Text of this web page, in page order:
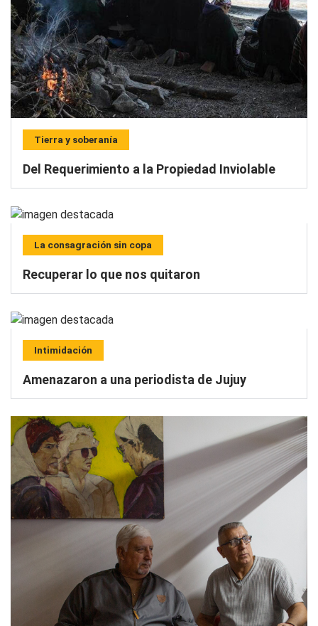
Tierra y soberanía
Del Requerimiento a la Propiedad Inviolable
La consagración sin copa
Recuperar lo que nos quitaron
Intimidación
Amenazaron a una periodista de Jujuy